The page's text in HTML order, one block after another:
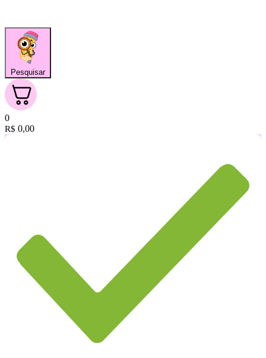
Pesquisar
0
R$ 0,00